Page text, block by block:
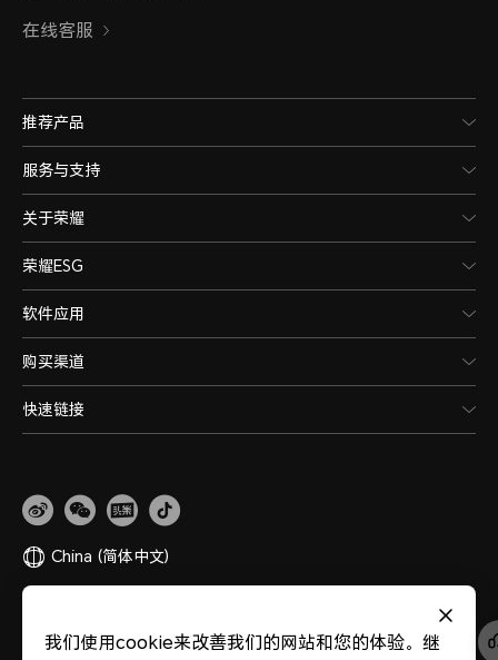
在线客服
推荐产品
服务与支持
关于荣耀
荣耀ESG
软件应用
购买渠道
快速链接
China (简体中文)
我们使用cookie来改善我们的网站和您的体验。继